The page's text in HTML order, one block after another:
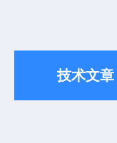
技术文章